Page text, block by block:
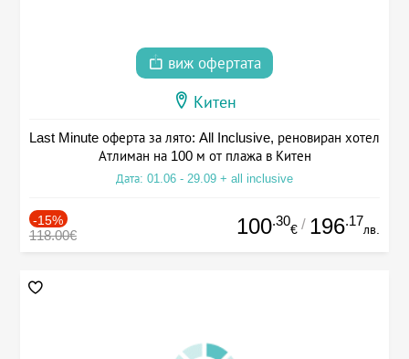
виж офертата
Китен
Last Minute оферта за лято: All Inclusive, реновиран хотел
Атлиман на 100 м от плажа в Китен
Дата: 01.06 - 29.09 + all inclusive
-15%
118.00€ 100.30
€ / 196.17
лв.